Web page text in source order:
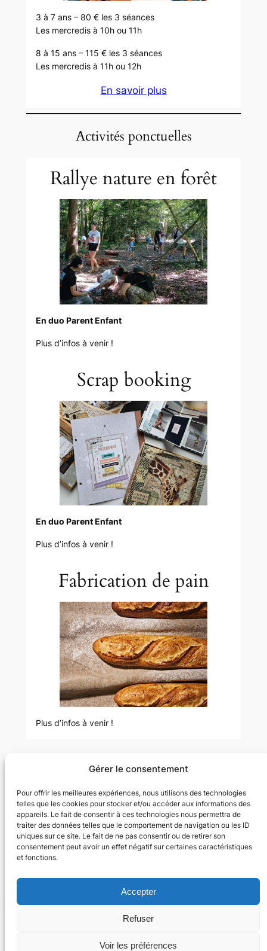
Gérer le consentement
Pour offrir les meilleures expériences, nous utilisons des technologies
telles que les cookies pour stocker et/ou accéder aux informations des
appareils. Le fait de consentir à ces technologies nous permettra de
traiter des données telles que le comportement de navigation ou les ID
uniques sur ce site. Le fait de ne pas consentir ou de retirer son
consentement peut avoir un effet négatif sur certaines caractéristiques
et fonctions.
Accepter
Refuser
Voir les préférences
3 à 7 ans – 80 € les 3 séances
Les mercredis à 10h ou 11h
8 à 15 ans – 115 € les 3 séances
Les mercredis à 11h ou 12h
En savoir plus
Activités ponctuelles
Rallye nature en forêt
En duo Parent Enfant
Plus d’infos à venir !
Scrap booking
En duo Parent Enfant
Plus d’infos à venir !
Fabrication de pain
Plus d’infos à venir !
Sport et culture pour les enfants
Activités
Activités d’automne et de printemps
Réseaux sociaux